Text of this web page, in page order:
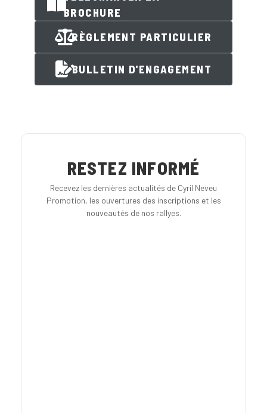
BROCHURE
RÈGLEMENT PARTICULIER
BULLETIN D'ENGAGEMENT
RESTEZ INFORMÉ
Recevez les dernières actualités de Cyril Neveu
Promotion, les ouvertures des inscriptions et les
nouveautés de nos rallyes.